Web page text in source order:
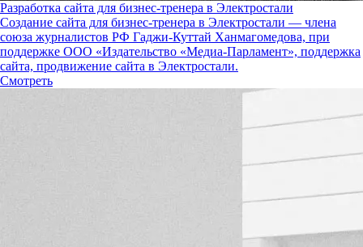
Разработка сайта для бизнес-тренера в Электростали
Создание сайта для бизнес-тренера в Электростали — члена
союза журналистов РФ Гаджи-Куттай Ханмагомедова, при
поддержке ООО «Издательство «Медиа-Парламент», поддержка
сайта, продвижение сайта в Электростали.
Смотреть